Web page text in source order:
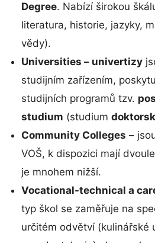
Degree. Nabízí širokou
literatura, historie, jazyky,
vědy).
Universities – univertizy
studijním zařízením,
studijních programů tzv.
studium (studium
Community Colleges –
VOŠ, k dispozici mají
je mnohem nižší.
Vocational-technical a
typ škol se zaměřuje na
určitém odvětví (kulinářské